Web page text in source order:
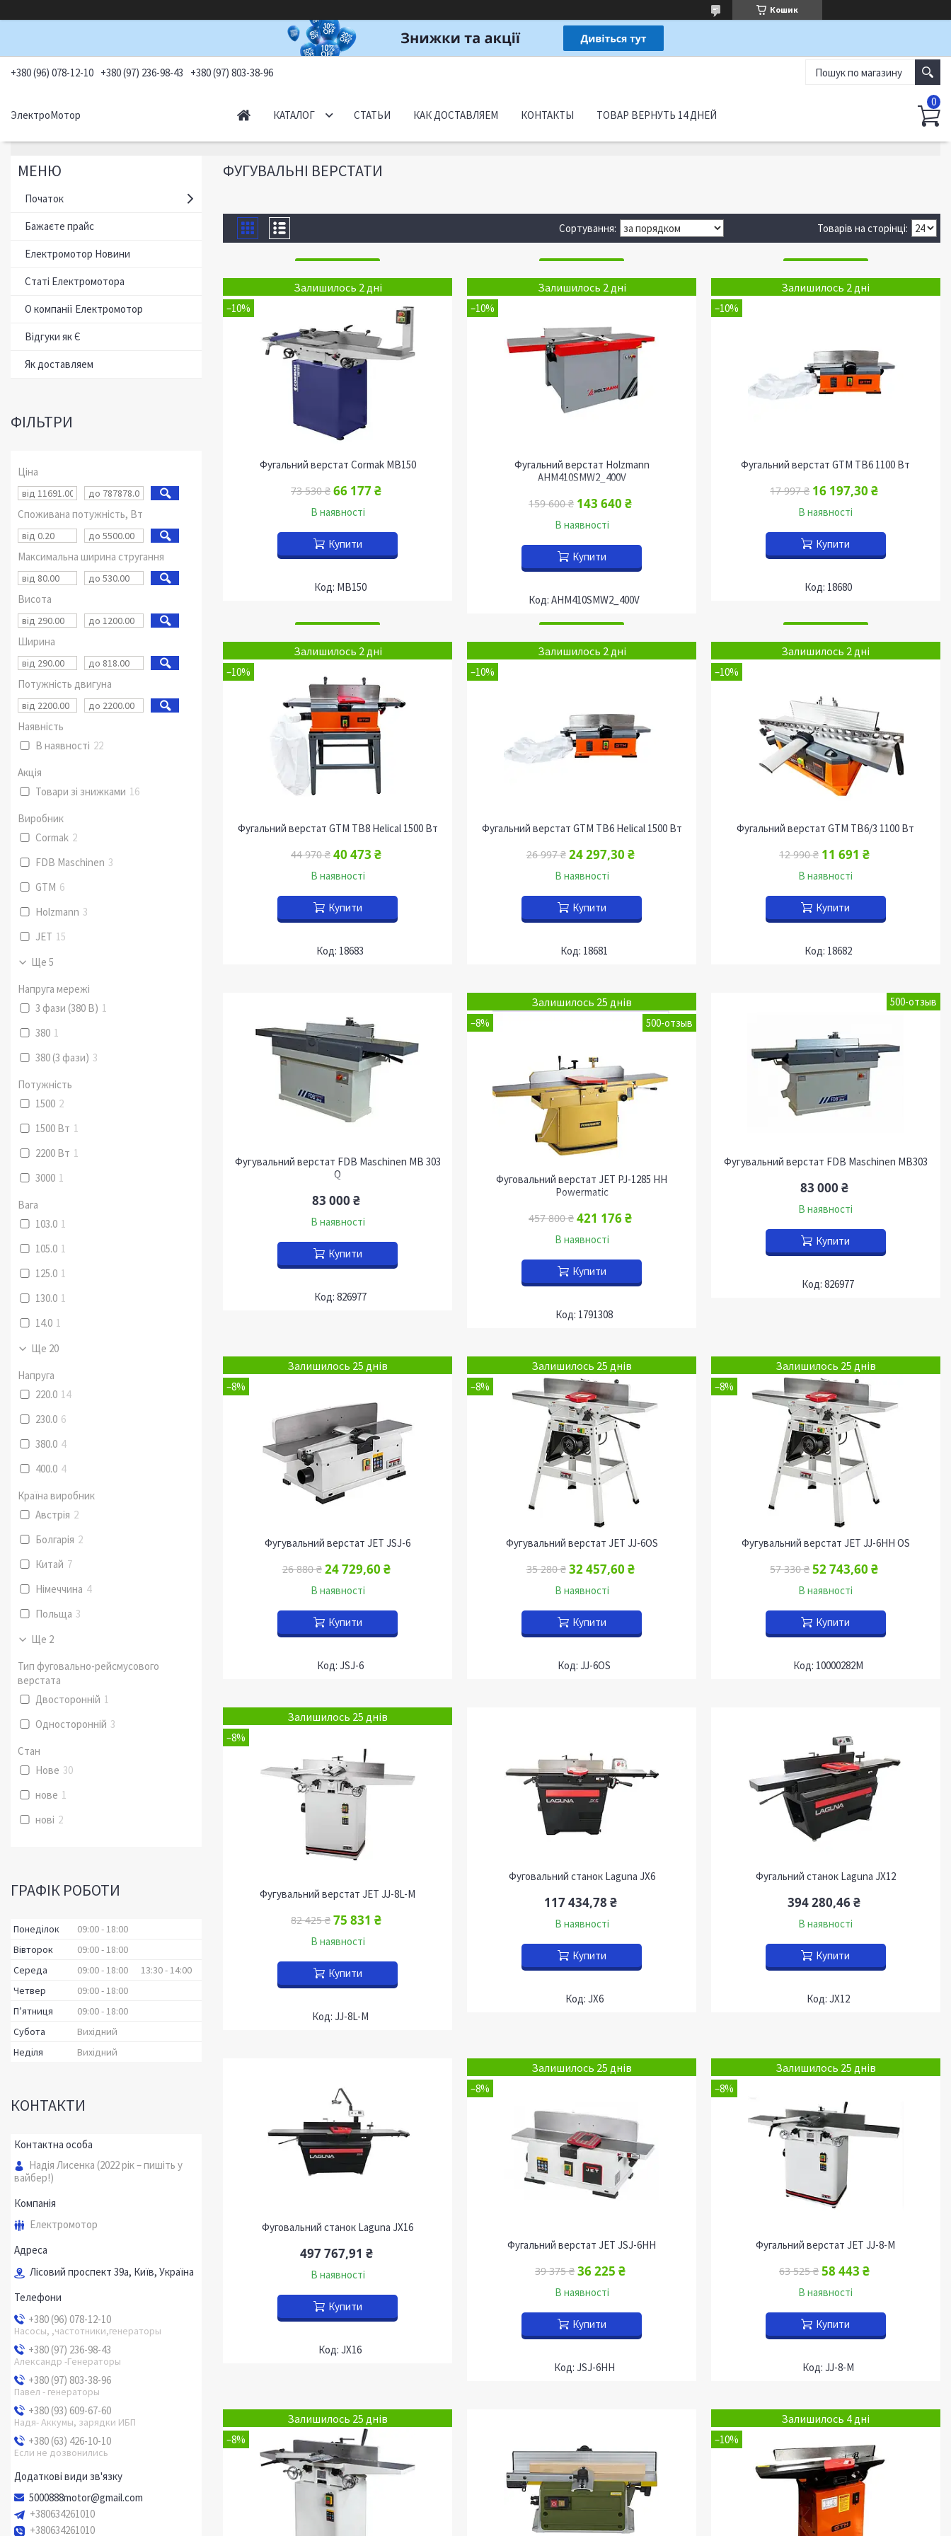
Кошик
+380 (96) 078-12-10 +380 (97) 236-98-43 +380 (97) 803-38-96
ЭлектроМотор КАТАЛОГ СТАТЬИ КАК ДОСТАВЛЯЕМ КОНТАКТЫ ТОВАР ВЕРНУТЬ 14 ДНЕЙ
ФУГУВАЛЬНІ ВЕРСТАТИ
Залишилось 2 дні
–10%
Фугальний верстат Cormak MB150
73 530 ₴ 66 177 ₴
В наявності
Купити
MB150
Залишилось 2 дні
–10%
Фугальний верстат Holzmann
AHM410SMW2_400V
159 600 ₴ 143 640 ₴
В наявності
Купити
AHM410SMW2_400V
Залишилось 2 дні
–10%
Фугальний верстат GTM TB6 1100 Вт
17 997 ₴ 16 197,30 ₴
В наявності
Купити
18680
Залишилось 2 дні
–10%
Фугальний верстат GTM TB8 Helical 1500 Вт
44 970 ₴ 40 473 ₴
В наявності
Купити
18683
Залишилось 2 дні
–10%
Фугальний верстат GTM TB6 Helical 1500 Вт
26 997 ₴ 24 297,30 ₴
В наявності
Купити
18681
Залишилось 2 дні
–10%
Фугальний верстат GTM TB6/3 1100 Вт
12 990 ₴ 11 691 ₴
В наявності
Купити
18682
Фугувальний верстат FDB Maschinen МВ 303
Q
83 000 ₴
В наявності
Купити
826977
Залишилось 25 днів
–8% 500-отзыв
Фуговальний верстат JET PJ-1285 HH
Powermatic
457 800 ₴ 421 176 ₴
В наявності
Купити
1791308
500-отзыв
Фугувальний верстат FDB Maschinen MB303
83 000 ₴
В наявності
Купити
826977
Залишилось 25 днів
–8%
Фугувальний верстат JET JSJ-6
26 880 ₴ 24 729,60 ₴
В наявності
Купити
JSJ-6
Залишилось 25 днів
–8%
Фугувальний верстат JET JJ-6OS
35 280 ₴ 32 457,60 ₴
В наявності
Купити
JJ-6OS
Залишилось 25 днів
–8%
Фугувальний верстат JET JJ-6HH OS
57 330 ₴ 52 743,60 ₴
В наявності
Купити
10000282M
Залишилось 25 днів
–8%
Фугувальний верстат JET JJ-8L-M
82 425 ₴ 75 831 ₴
В наявності
Купити
JJ-8L-M
Фуговальний станок Laguna JX6
117 434,78 ₴
В наявності
Купити
JX6
Фугальний станок Laguna JX12
394 280,46 ₴
В наявності
Купити
JX12
Фуговальний станок Laguna JX16
497 767,91 ₴
В наявності
Купити
JX16
Залишилось 25 днів
–8%
Фугальний верстат JET JSJ-6HH
39 375 ₴ 36 225 ₴
В наявності
Купити
JSJ-6HH
Залишилось 25 днів
–8%
Фугальний верстат JET JJ-8-M
63 525 ₴ 58 443 ₴
В наявності
Купити
JJ-8-M
Залишилось 25 днів
–8%
Залишилось 4 дні
–10%
Початок
Бажаєте прайс
Електромотор Новини
Статі Електромотора
О компанії Електромотор
Відгуки як Є
Як доставляем
ФІЛЬТРИ
Ціна
Споживана потужність, Вт
Максимальна ширина стругання
Висота
Ширина
Потужність двигуна
Наявність
В наявності 22
Акція
Товари зі знижками 16
Виробник
Cormak 2
FDB Maschinen 3
GTM 6
Holzmann 3
JET 15
Ще 5
Напруга мережі
3 фази (380 В) 1
380 1
380 (3 фази) 3
Потужність
1500 2
1500 Вт 1
2200 Вт 1
3000 1
Вага
103.0 1
105.0 1
125.0 1
130.0 1
14.0 1
Ще 20
Напруга
220.0 14
230.0 6
380.0 4
400.0 4
Країна виробник
Австрія 2
Болгарія 2
Китай 7
Німеччина 4
Польща 3
Ще 2
Тип фуговально-рейсмусового
верстата
Двосторонній 1
Односторонній 3
Стан
Нове 30
нове 1
нові 2
ГРАФІК РОБОТИ
Понеділок 09:00 18:00
Вівторок
09:00 18:00
Середа
09:00 18:00 13:30 14:00
Четвер
09:00 18:00
Пʼятниця
09:00 18:00
Субота
Вихідний
Неділя
Вихідний
КОНТАКТИ
Надія Лисенка (2022 рік – пишіть у
вайбер!)
Електромотор
Лісовий проспект 39а, Київ, Україна
+380 (96) 078-12-10
Насосы, ,частотники,генераторы
+380 (97) 236-98-43
Александр -Генераторы
+380 (97) 803-38-96
Павел - генераторы
+380 (93) 609-67-60
Надя- Аккумы, зарядки ИБП
+380 (63) 426-10-10
Если не дозвонились
5000888motor@gmail.com
+380634261010
+380634261010